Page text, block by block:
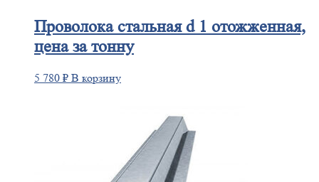
Проволокастальная d 1 отожженная,
цена за тонну
5 780 ₽ В корзину